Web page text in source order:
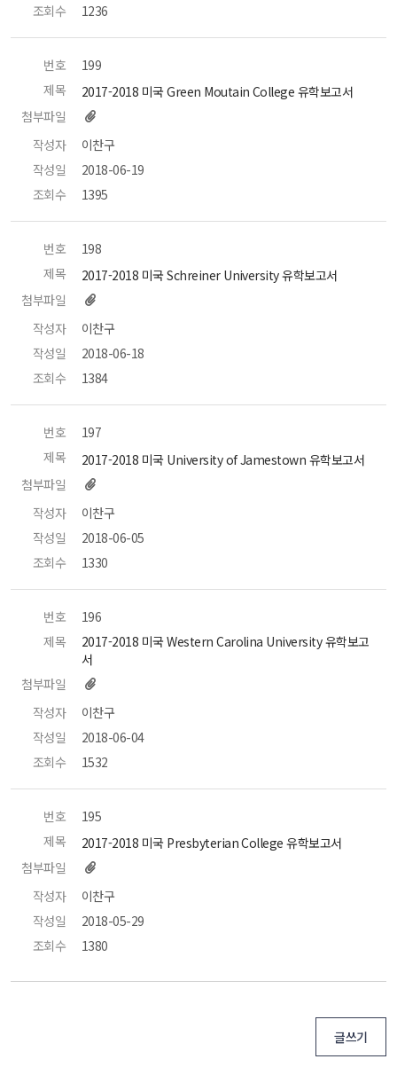
조회수
1236
번호
199
제목
2017-2018 미국 Green Moutain College 유학보고서
첨부파일
작성자
이찬구
작성일
2018-06-19
조회수
1395
번호
198
제목
2017-2018 미국 Schreiner University 유학보고서
첨부파일
작성자
이찬구
작성일
2018-06-18
조회수
1384
번호
197
제목
2017-2018 미국 University of Jamestown 유학보고서
첨부파일
작성자
이찬구
작성일
2018-06-05
조회수
1330
번호
196
제목
2017-2018 미국 Western Carolina University 유학보고
서
첨부파일
작성자
이찬구
작성일
2018-06-04
조회수
1532
번호
195
제목
2017-2018 미국 Presbyterian College 유학보고서
첨부파일
작성자
이찬구
작성일
2018-05-29
조회수
1380
글쓰기